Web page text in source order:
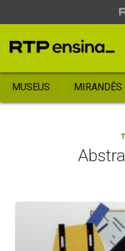
MUSEUS MIRANDÊS